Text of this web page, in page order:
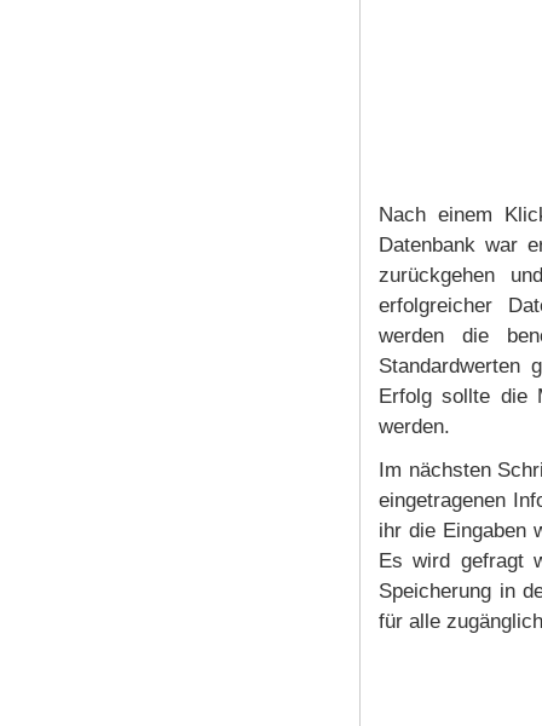
Nach einem
Datenbank war
zurückgehen
erfolgreicher
werden die
Standardwerten
Erfolg sollte die
werden.
Im nächsten
eingetragenen
ihr die Eingaben
Es wird gefragt
Speicherung in
für alle